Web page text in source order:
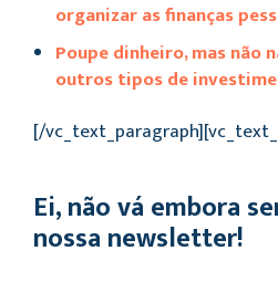
organizar as finanças
Poupe dinheiro, mas não
outros tipos de
[/
Ei, não vá embora
nossa newsletter!